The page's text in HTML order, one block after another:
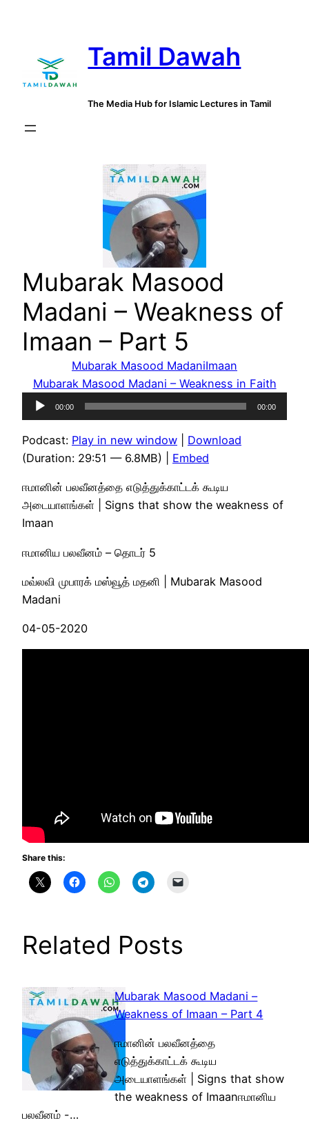
Tamil Dawah
The Media Hub for Islamic Lectures in Tamil
Mubarak Masood
Madani – Weakness of
Imaan – Part 5
Mubarak Masood MadaniImaan
Mubarak Masood Madani – Weakness in Faith
Audio
Player
00:00 00:00
Podcast: Play in new window
Download
(Duration: 29:51 — 6.8MB) | Embed
ஈமானின் பலவீனத்தை எடுத்துக்காட்டக் கூடிய
அடையாளங்கள் | Signs that show the weakness of
Imaan
ஈமானிய பலவீனம் – தொடர் 5
மவ்லவி முபாரக் மஸ்வூத் மதனி | Mubarak Masood
Madani
04-05-2020
Share this:
Related Posts
Mubarak Masood Madani –
Weakness of Imaan – Part 4
ஈமானின் பலவீனத்தை
எடுத்துக்காட்டக் கூடிய
அடையாளங்கள் | Signs that show
the weakness of Imaanஈமானிய
பலவீனம் -…